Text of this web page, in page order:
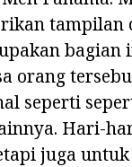
tampilan
orang
seperti
Hari-
juga